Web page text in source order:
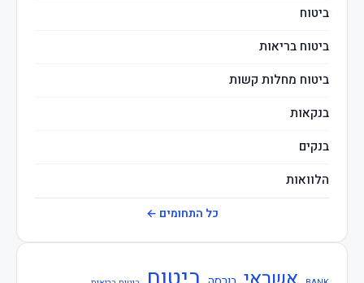
ביטוח
ביטוח בריאות
ביטוח מחלות קשות
בנקאות
בנקים
הלוואות
חוזרי בנק ישראל
כל התחומים ←